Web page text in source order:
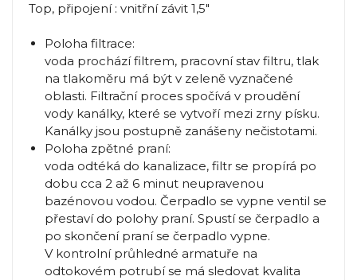
Top, připojení : vnitřní závit 1,5"
Poloha filtrace:
voda prochází filtrem, pracovní stav filtru, tlak
na tlakoměru má být v zeleně vyznačené
oblasti. Filtrační proces spočívá v proudění
vody kanálky, které se vytvoří mezi zrny písku.
Kanálky jsou postupně zanášeny nečistotami.
Poloha zpětné praní:
voda odtéká do kanalizace, filtr se propírá po
dobu cca 2 až 6 minut neupravenou
bazénovou vodou. Čerpadlo se vypne ventil se
přestaví do polohy praní. Spustí se čerpadlo a
po skončení praní se čerpadlo vypne.
V kontrolní průhledné armatuře na
odtokovém potrubí se má sledovat kvalita